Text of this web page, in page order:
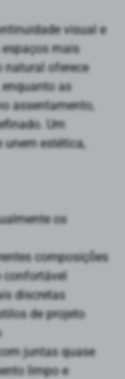
visual e
mais
natural oferece
as
assentamento,
Um
unem estética,
os
composições
confortável
discretas
de projeto
juntas quase
limpo e